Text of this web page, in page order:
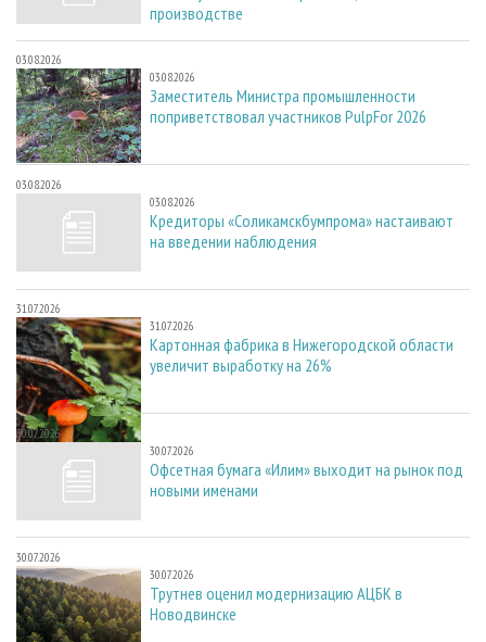
производстве
03.08.2026
03.08.2026
Заместитель Министра промышленности
поприветствовал участников PulpFor 2026
03.08.2026
03.08.2026
Кредиторы «Соликамскбумпрома» настаивают
на введении наблюдения
31.07.2026
31.07.2026
Картонная фабрика в Нижегородской области
увеличит выработку на 26%
30.07.2026
30.07.2026
Офсетная бумага «Илим» выходит на рынок под
новыми именами
30.07.2026
30.07.2026
Трутнев оценил модернизацию АЦБК в
Новодвинске